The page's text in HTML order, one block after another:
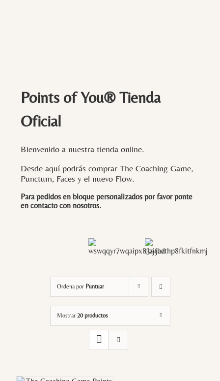
Points of You® Tienda
Oficial
Bienvenido a nuestra tienda online.
Desde aquí podrás comprar The Coaching Game,
Punctum, Faces y el nuevo Flow.
Para pedidos en bloque personalizados por favor ponte
en contacto con nosotros.
Ordena por Puntuar
Mostrar 20 productos